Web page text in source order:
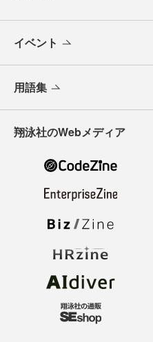
イベント
用語集
翔泳社のWebメディア